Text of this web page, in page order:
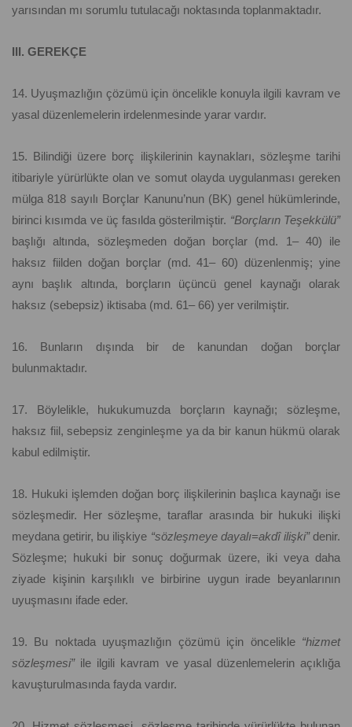
yarısından mı sorumlu tutulacağı noktasında toplanmaktadır.
III. GEREKÇE
14. Uyuşmazlığın çözümü için öncelikle konuyla ilgili kavram ve
yasal düzenlemelerin irdelenmesinde yarar vardır.
15. Bilindiği üzere borç ilişkilerinin kaynakları, sözleşme tarihi
itibariyle yürürlükte olan ve somut olayda uygulanması gereken
mülga 818 sayılı Borçlar Kanunu’nun (BK) genel hükümlerinde,
birinci kısımda ve üç fasılda gösterilmiştir. “Borçların Teşekkülü”
başlığı altında, sözleşmeden doğan borçlar (md. 1– 40) ile
haksız fiilden doğan borçlar (md. 41– 60) düzenlenmiş; yine
aynı başlık altında, borçların üçüncü genel kaynağı olarak
haksız (sebepsiz) iktisaba (md. 61– 66) yer verilmiştir.
16. Bunların dışında bir de kanundan doğan borçlar
bulunmaktadır.
17. Böylelikle, hukukumuzda borçların kaynağı; sözleşme,
haksız fiil, sebepsiz zenginleşme ya da bir kanun hükmü olarak
kabul edilmiştir.
18. Hukuki işlemden doğan borç ilişkilerinin başlıca kaynağı ise
sözleşmedir. Her sözleşme, taraflar arasında bir hukuki ilişki
meydana getirir, bu ilişkiye “sözleşmeye dayalı=akdî ilişki”denir.
Sözleşme; hukuki bir sonuç doğurmak üzere, iki veya daha
ziyade kişinin karşılıklı ve birbirine uygun irade beyanlarının
uyuşmasını ifade eder.
19. Bu noktada uyuşmazlığın çözümü için öncelikle“hizmet
sözleşmesi” ile ilgili kavram ve yasal düzenlemelerin açıklığa
kavuşturulmasında fayda vardır.